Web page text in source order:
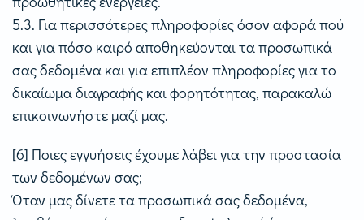
5.3. Για περισσότερες πληροφορίες όσον αφορά πού
και για πόσο καιρό αποθηκεύονται τα προσωπικά
σας δεδομένα και για επιπλέον πληροφορίες για το
δικαίωμα διαγραφής και φορητότητας, παρακαλώ
επικοινωνήστε μαζί μας.
[6] Ποιες εγγυήσεις έχουμε λάβει για την προστασία
των δεδομένων σας;
Όταν μας δίνετε τα προσωπικά σας δεδομένα,